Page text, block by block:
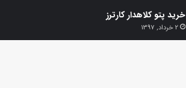
خرید پتو کلاهدار کارترز
2 خرداد, 1397